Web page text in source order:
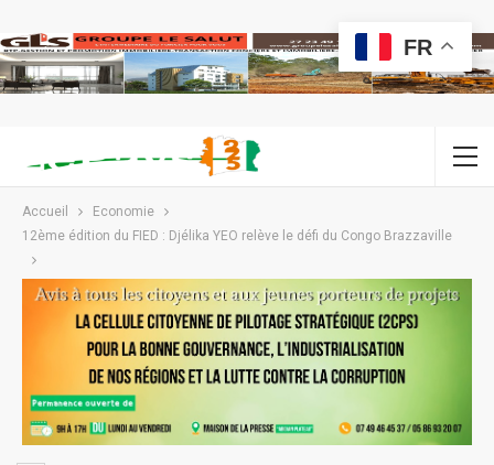
Accueil
Economie
12ème édition du FIED : Djélika YEO relève le défi du Congo Brazzaville
FR